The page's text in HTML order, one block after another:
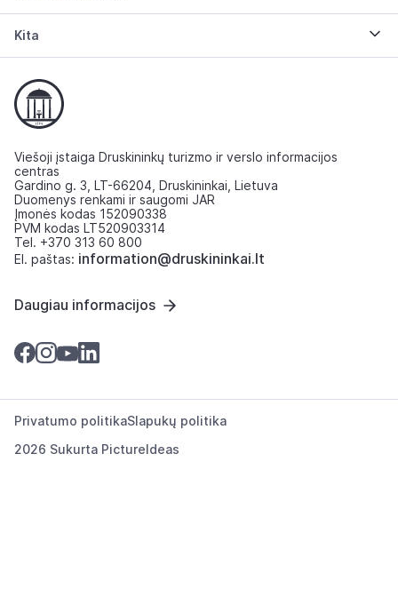
Kita
Viešoji įstaiga Druskininkų turizmo ir verslo informacijos
centras
Gardino g. 3, LT-66204, Druskininkai, Lietuva
Duomenys renkami ir saugomi JAR
Įmonės kodas 152090338
PVM kodas LT520903314
Tel. +370 313 60 800
El. paštas: information@druskininkai.lt
Daugiau informacijos
2026 Sukurta PictureIdeas
Privatumo politikaSlapukų politika